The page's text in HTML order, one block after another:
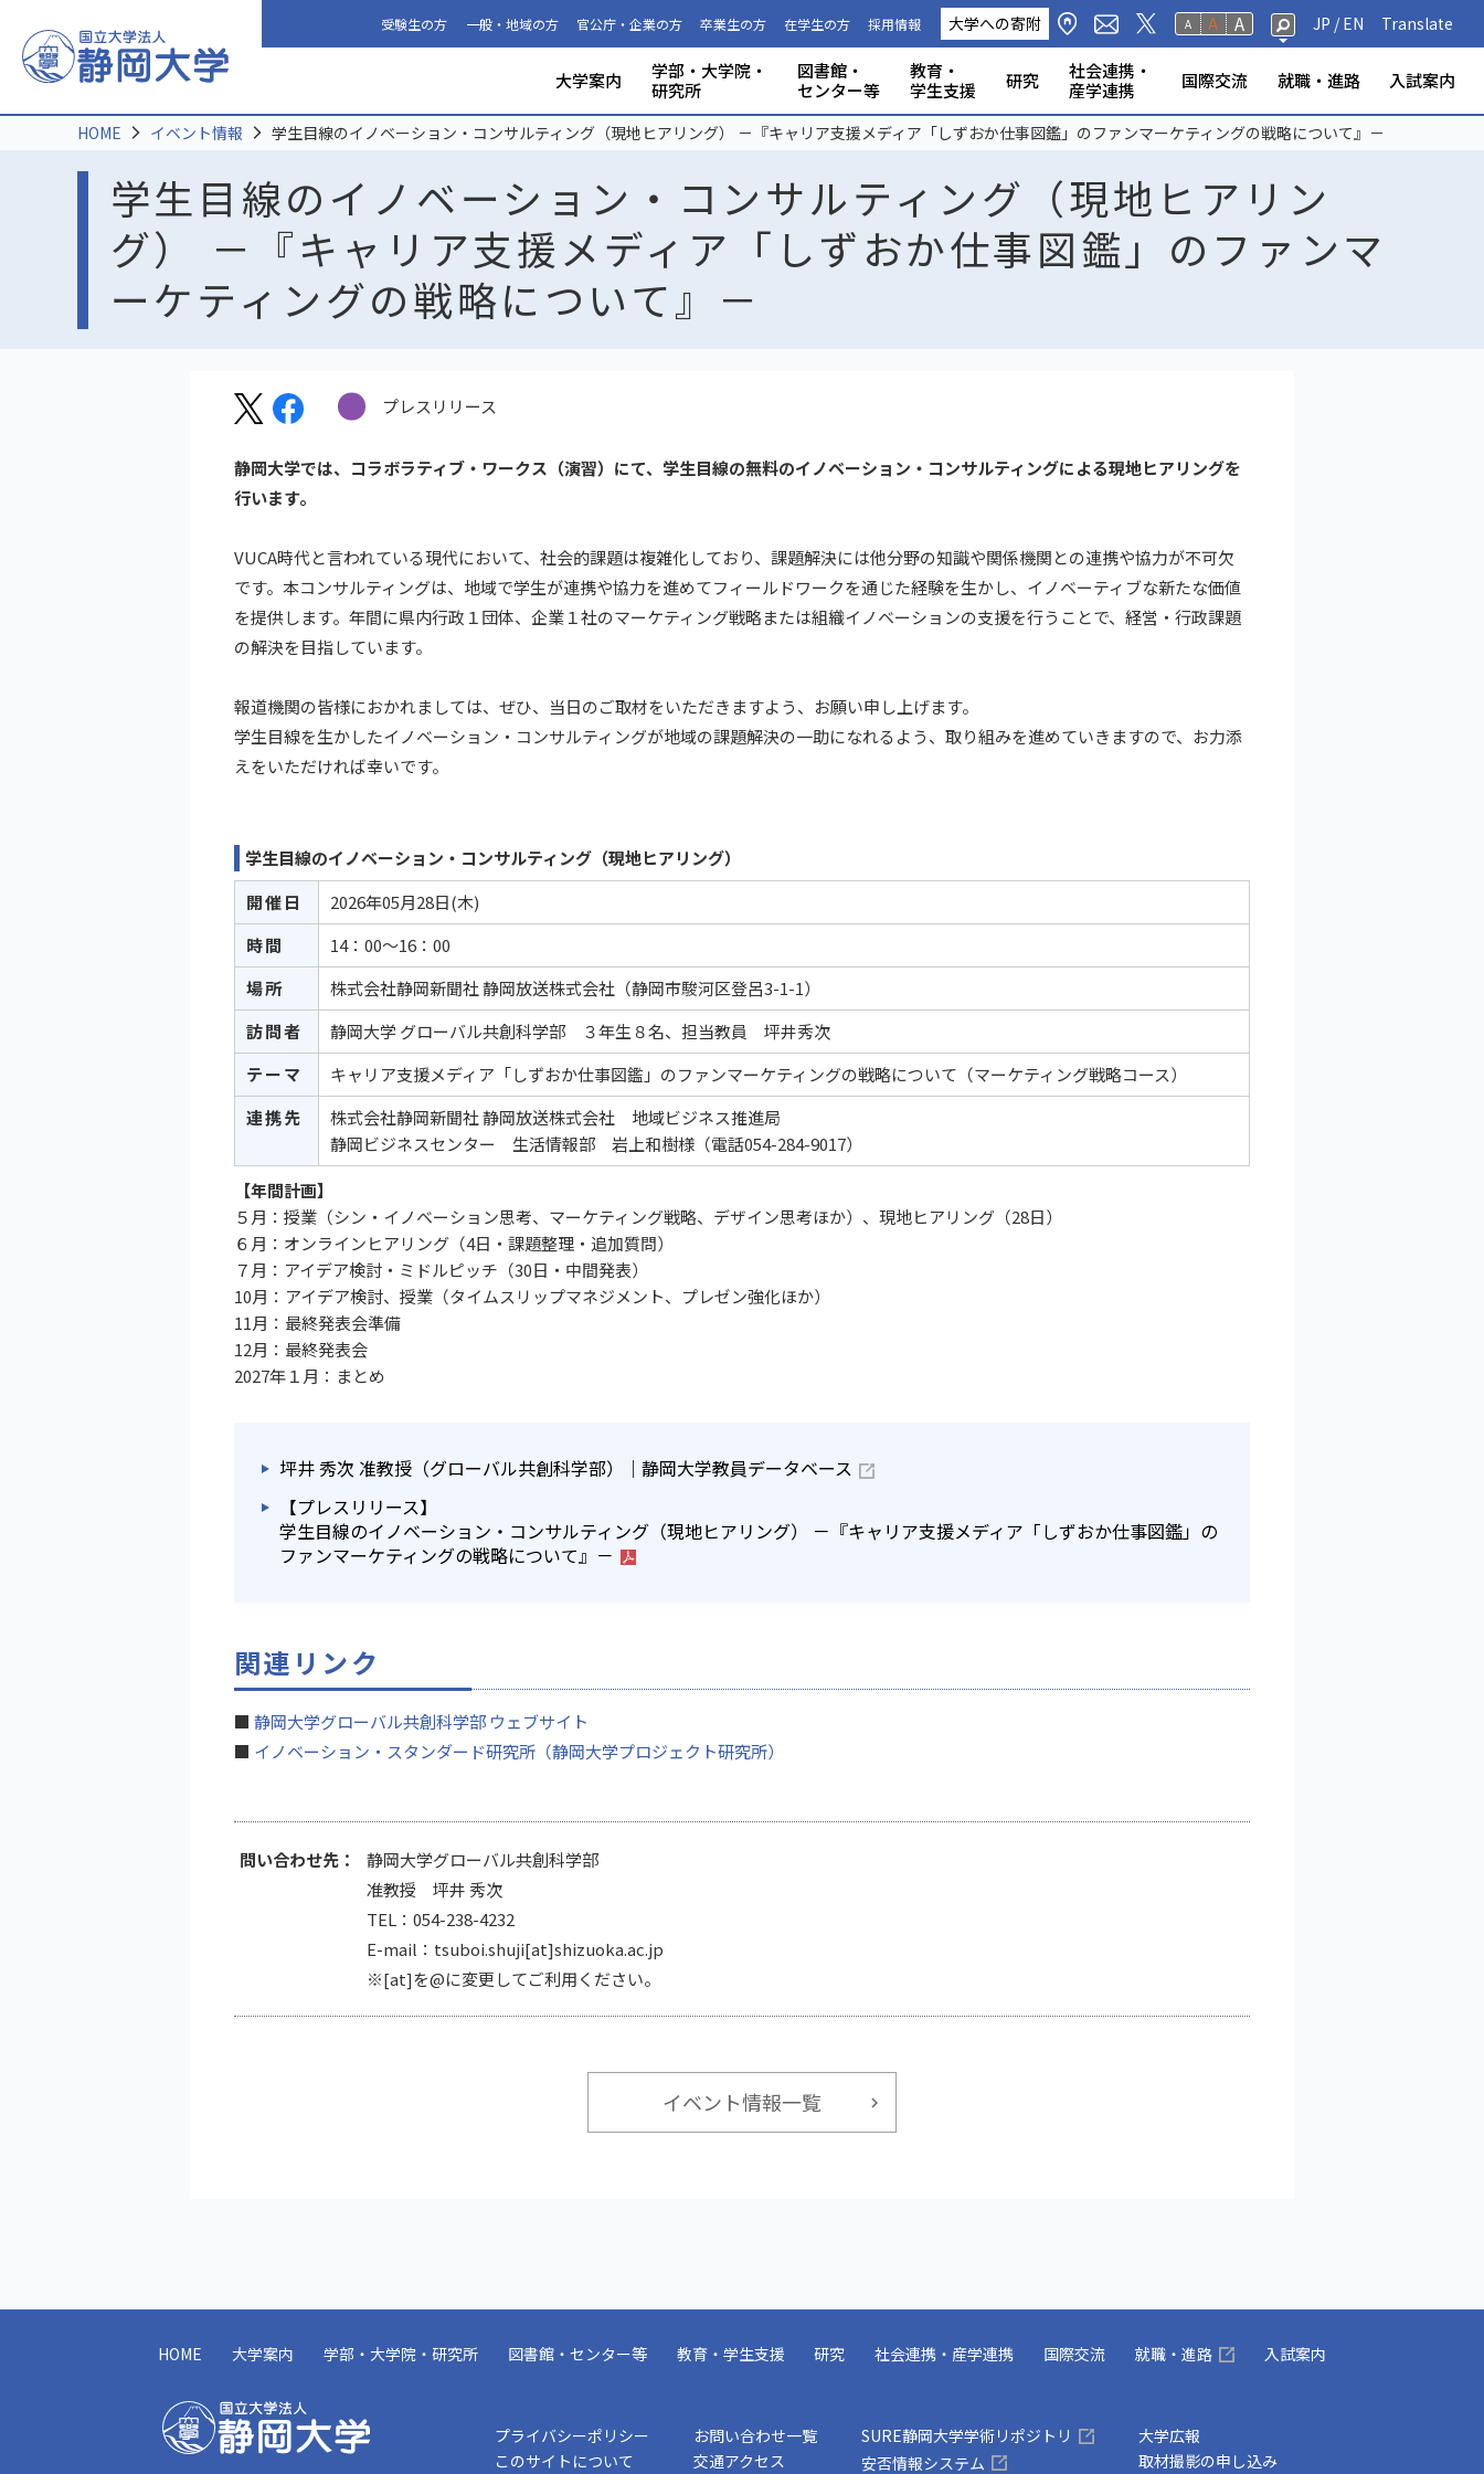
受験生の方 一般・地域の方 官公庁・企業の方 卒業生の方 在学生の方 採用情報 大学への寄附 A A A JP /EN Translate
大学案内
大学の概要 理念と目標・取組 情報公開
共同利用 施設利用 危機管理・地震防災対策
事務組織・窓口 大学広報 静岡大学の電力使用量
学部・大学院・
研究所
人文社会科学部 教育学部 情報学部
理学部 工学部 農学部
グローバル共創科学部 地域創造学環 大学院一覧
電子工学研究所 グリーン科学技術研究所
図書館・
センター等
附属図書館 機構・センター等
教育・
学生支援
教育ポリシー 教育情報の公表 授業等・教務情報
学生生活 授業料・奨学金 健康・安全・防災
特別教育プログラム 学内共通規則 学生アンケート
研究
研究成果（プレスリリース） 研究者情報（教員DB） 教員・学生の表彰
研究者インタビュー 私たちの研究室
研究フェロー・若手重点研究
者
プロジェクト研究所 取組・データベース 産学連携
機器の共同利用
社会連携・
産学連携
社会連携 産学連携 高大連携
本学教職員への兼業依頼
国際交流
国際連携推進機構につい
て
ABPについて
海外から静岡大学への留
学
静岡大学から海外への留
学
就職・進路 入試案内
学部入試 受験用DATABOOK 大学院入試
3年次編入
科目等履修生・聴講生・研究
生
学生目線のイノベーション・コンサルティング（現地ヒアリン
グ） －『キャリア支援メディア「しずおか仕事図鑑」のファンマ
ーケティングの戦略について』－
HOME イベント情報 学生目線のイノベーション・コンサルティング（現地ヒアリング） －『キャリア支援メディア「しずおか仕事図鑑」のファンマーケティングの戦略について』－
プレスリリース
静岡大学では、コラボラティブ・ワークス（演習）にて、学生目線の無料のイノベーション・コンサルティングによる現地ヒアリングを
行います。
VUCA時代と言われている現代において、社会的課題は複雑化しており、課題解決には他分野の知識や関係機関との連携や協力が不可欠
です。本コンサルティングは、地域で学生が連携や協力を進めてフィールドワークを通じた経験を生かし、イノベーティブな新たな価値
を提供します。年間に県内行政１団体、企業１社のマーケティング戦略または組織イノベーションの支援を行うことで、経営・行政課題
の解決を目指しています。
報道機関の皆様におかれましては、ぜひ、当日のご取材をいただきますよう、お願い申し上げます。
学生目線を生かしたイノベーション・コンサルティングが地域の課題解決の一助になれるよう、取り組みを進めていきますので、お力添
えをいただければ幸いです。
学生目線のイノベーション・コンサルティング（現地ヒアリング）
開催日
2026年05月28日(木)
時間
14：00～16：00
場所
株式会社静岡新聞社 静岡放送株式会社（静岡市駿河区登呂3-1-1）
訪問者
静岡大学 グローバル共創科学部 ３年生８名、担当教員 坪井秀次
テーマ
キャリア支援メディア「しずおか仕事図鑑」のファンマーケティングの戦略について（マーケティング戦略コース）
連携先
株式会社静岡新聞社 静岡放送株式会社 地域ビジネス推進局
静岡ビジネスセンター 生活情報部 岩上和樹様（電話054-284-9017）
【年間計画】
５月：授業（シン・イノベーション思考、マーケティング戦略、デザイン思考ほか）、現地ヒアリング（28日）
６月：オンラインヒアリング（4日・課題整理・追加質問）
７月：アイデア検討・ミドルピッチ（30日・中間発表）
10月：アイデア検討、授業（タイムスリップマネジメント、プレゼン強化ほか）
11月：最終発表会準備
12月：最終発表会
2027年１月：まとめ
坪井 秀次 准教授（グローバル共創科学部）｜静岡大学教員データベース
【プレスリリース】
学生目線のイノベーション・コンサルティング（現地ヒアリング） －『キャリア支援メディア「しずおか仕事図鑑」の
ファンマーケティングの戦略について』－
関連リンク
■ 静岡大学グローバル共創科学部 ウェブサイト
■ イノベーション・スタンダード研究所（静岡大学プロジェクト研究所）
問い合わせ先：
静岡大学グローバル共創科学部
准教授 坪井 秀次
TEL：054-238-4232
E-mail：tsuboi.shuji[at]shizuoka.ac.jp
※[at]を@に変更してご利用ください。
イベント情報一覧
HOME 大学案内 学部・大学院・研究所 図書館・センター等 教育・学生支援 研究 社会連携・産学連携 国際交流 就職・進路 入試案内
プライバシーポリシー
このサイトについて
お問い合わせ一覧
交通アクセス
SURE静岡大学学術リポジトリ
安否情報システム
大学広報
取材撮影の申し込み